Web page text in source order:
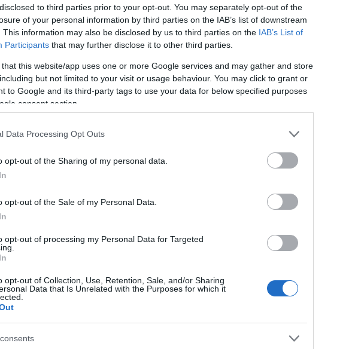
to third parties prior to your opt-out. You may separately opt-out of the
of your personal information by third parties on the IAB’s list of downstream
This information may also be disclosed by us to third parties on the IAB’s List of
Participants that may further disclose it to other third parties.
that this website/app uses one or more Google services and may gather and store
but not limited to your visit or usage behaviour. You may click to grant or
to Google and its third-party tags to use your data for below specified purposes
consent section.
Data Processing Opt Outs
opt-out of the Sharing of my personal data.
opt-out of the Sale of my Personal Data.
opt-out of processing my Personal Data for Targeted
opt-out of Collection, Use, Retention, Sale, and/or Sharing
Data that Is Unrelated with the Purposes for which it
indul a
program
tudásintenzív iparágakat
a Research Grant Hungary programot, amely
tartozó külföldi és külföldön dolgozó magyar
meg.
iskolateremtő személyiségeket, elismert
2030-ra egymillió emberre 9000 kutató jusson